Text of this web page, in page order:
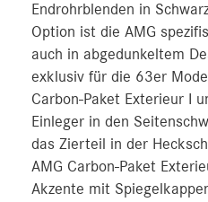
Endrohrblenden in
Option ist die AMG
auch in abgedunkeltem
exklusiv für die 63er
Carbon-Paket Exterieur I
Einleger in den
das Zierteil in der
AMG Carbon-Paket
Akzente mit